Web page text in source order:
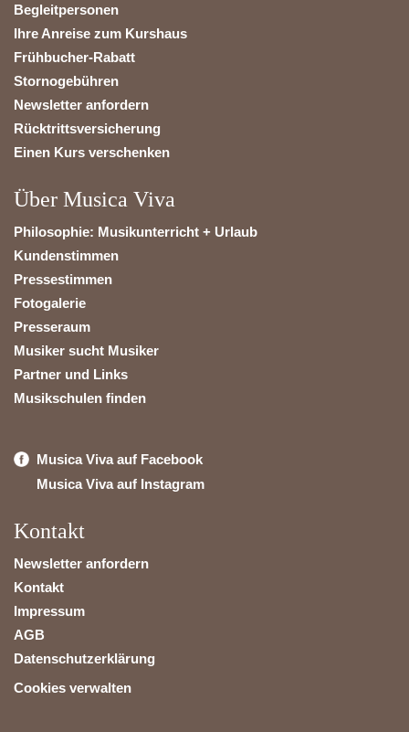
Begleitpersonen
Ihre Anreise zum Kurshaus
Frühbucher-Rabatt
Stornogebühren
Newsletter anfordern
Rücktrittsversicherung
Einen Kurs verschenken
Über Musica Viva
Philosophie: Musikunterricht + Urlaub
Kundenstimmen
Pressestimmen
Fotogalerie
Presseraum
Musiker sucht Musiker
Partner und Links
Musikschulen finden
Musica Viva auf Facebook
Musica Viva auf Instagram
Kontakt
Newsletter anfordern
Kontakt
Impressum
AGB
Datenschutzerklärung
Cookies verwalten